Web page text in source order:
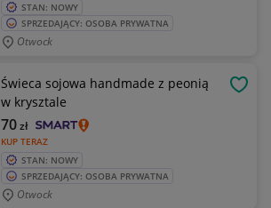
STAN: NOWY
SPRZEDAJĄCY: OSOBA PRYWATNA
Otwock
Świeca sojowa handmade z peonią
w krysztale
KUP TERAZ
70zł
STAN: NOWY
SPRZEDAJĄCY: OSOBA PRYWATNA
Otwock